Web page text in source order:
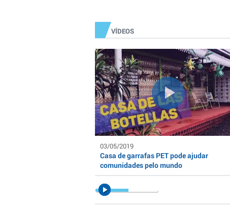
VÍDEOS
03/05/2019
Casa de garrafas PET pode ajudar
comunidades pelo mundo